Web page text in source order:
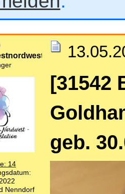
14
Nenndorf
[31542
geb.